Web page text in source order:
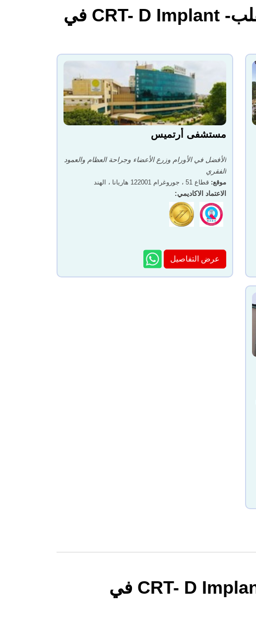
أفضل المستشفيات من أجل علاج إعادة تزامن القلب- CRT- D Implant في
مستشفى أرتميس
الأفضل في الأورام وزرع الأعضاء وجراحة العظام والعمود
الفقري
موقع: قطاع 51 ، جوروغرام 122001 هاريانا ، الهند
الاعتماد الاكاديمي:
عرض التفاصيل
أفضل الأطباء من أجل علاج إعادة تزامن القلب- CRT- D Implant في